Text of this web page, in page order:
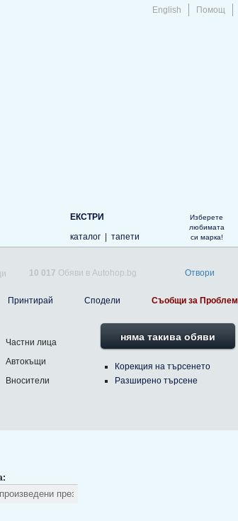
English Помощ
ЕКСТРИ
каталог
тапети
Изберете
любимата
си марка!
10 017 Обяви в Autohop.bg Отвори
Принтирай Сподели Съобщи за Проблем
Частни лица
Автокъщи
Вносители
няма такива обяви
Корекция на търсенето
Разширено търсене